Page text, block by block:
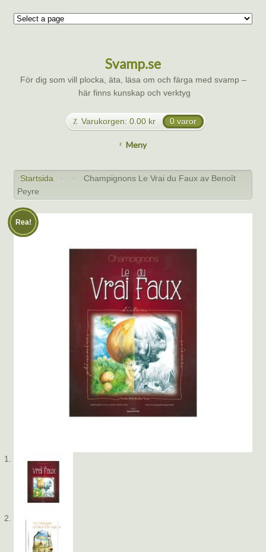
Svamp.se
För dig som vill plocka, äta, läsa om och färga med svamp –
här finns kunskap och verktyg
Varukorgen: 0.00 kr 0 varor
Meny
Startsida > >
Champignons Le Vrai du Faux av Benoît
Peyre
Rea!